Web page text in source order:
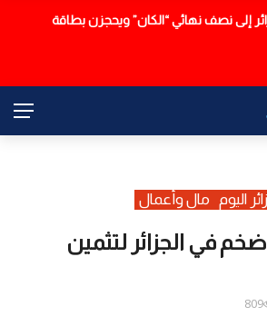
من تدريب المنتخب الوطني
اليوم مال وأعمال
في الجزائر لتثمين
809